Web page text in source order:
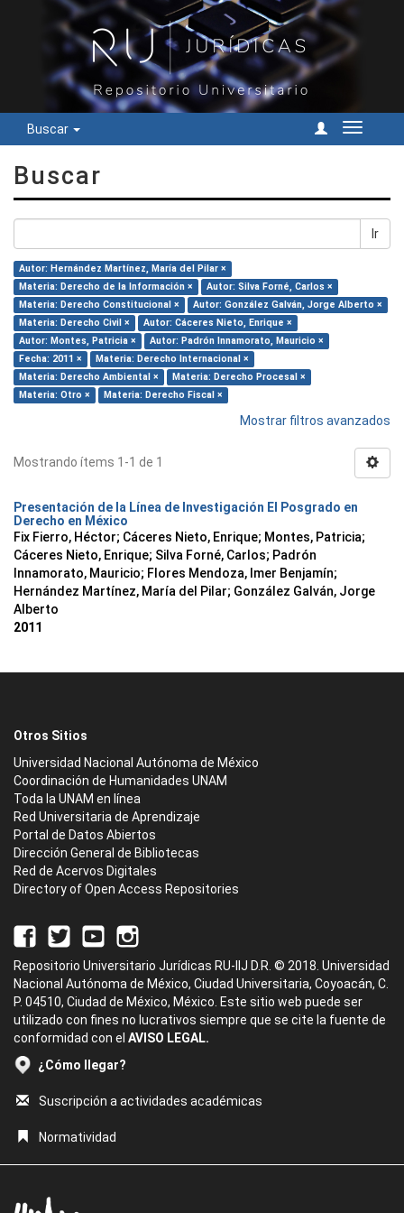
Buscar
Cambiar
Buscar
Ir
Autor: Hernández Martínez, María del Pilar ×
Materia: Derecho de la Información ×
Autor: Silva Forné, Carlos ×
Materia: Derecho Constitucional ×
Autor: González Galván, Jorge Alberto ×
Materia: Derecho Civil ×
Autor: Cáceres Nieto, Enrique ×
Autor: Montes, Patricia ×
Autor: Padrón Innamorato, Mauricio ×
Fecha: 2011 ×
Materia: Derecho Internacional ×
Materia: Derecho Ambiental ×
Materia: Derecho Procesal ×
Materia: Otro ×
Materia: Derecho Fiscal ×
Mostrar filtros avanzados
Mostrando ítems 1-1 de 1
Presentación de la Línea de Investigación El Posgrado en
Derecho en México
Fix Fierro, Héctor; Cáceres Nieto, Enrique; Montes, Patricia;
Cáceres Nieto, Enrique; Silva Forné, Carlos; Padrón
Innamorato, Mauricio; Flores Mendoza, Imer Benjamín;
Hernández Martínez, María del Pilar; González Galván, Jorge
Alberto
2011
Otros Sitios
Universidad Nacional Autónoma de México
Coordinación de Humanidades UNAM
Toda la UNAM en línea
Red Universitaria de Aprendizaje
Portal de Datos Abiertos
Dirección General de Bibliotecas
Red de Acervos Digitales
Directory of Open Access Repositories
Repositorio Universitario Jurídicas RU-IIJ D.R. © 2018. Universidad
Nacional Autónoma de México, Ciudad Universitaria, Coyoacán, C.
P. 04510, Ciudad de México, México. Este sitio web puede ser
utilizado con fines no lucrativos siempre que se cite la fuente de
conformidad con el AVISO LEGAL.
¿Cómo llegar?
Suscripción a actividades académicas
Normatividad